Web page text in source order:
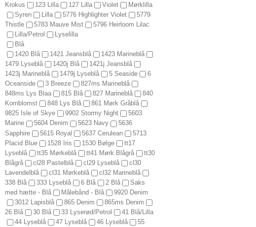
Krokus
123 Lilla 127 Lilla Violet
Mørklilla
Syren
Lilla 5776 Highlighter Violet
5779
Thistle
5783 Mauve Mist
5796 Heirloom Lilac
Lilla/Petrol
Lyselilla
Blå
1420 Blå
1421 Jeansblå
1423 Marineblå
1479 Lyseblå
1420j Blå
1421j Jeansblå
1423j Marineblå
1479j Lyseblå 5 Seaside
6
Oceanside
3 Breeze
827ms Marineblå
848ms Lys Blaa
815 Blå 827 Marineblå
840
Kornblomst
848 Lys Blå
861 Mørk Gråblå
9825 Isle of Skye
9902 Stormy Night
5603
Marine
5604 Denim 5623 Navy
5636
Sapphire
5615 Royal 5637 Cerulean
5713
Placid Blue
1528 Iris 1530 Bølge
tt17
Lyseblå
tt35 Mørkeblå tt41 Mørk Blågrå
tt30
Blågrå
cl28 Pastelblå cl29 Lyseblå
cl30
Lavendelblå
cl31 Mørkeblå
cl32 Marineblå
338 Blå
333 Lyseblå 6 Blå 2 Blå
Saks
med hætte - Blå
Målebånd - Blå
9920 Denim
3012 Lapisblå
865 Denim
865ms Denim
26 Blå
30 Blå 33 Lyserød/Petrol
41 Blå/Lilla
44 Lyseblå
47 Lyseblå 46 Lyseblå 55